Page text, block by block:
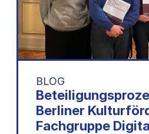
BLOG
Berliner
Fachgruppe